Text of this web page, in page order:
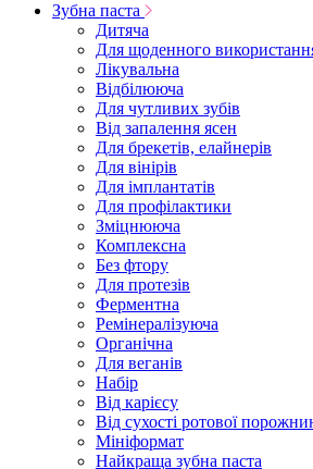
Зубна паста
Дитяча
Для щоденного
Лікувальна
Відбілююча
Для чутливих зубів
Від запалення ясен
Для брекетів, елайнерів
Для вінірів
Для імплантатів
Для профілактики
Зміцнююча
Комплексна
Без фтору
Для протезів
Ферментна
Ремінералізуюча
Органічна
Для веганів
Набір
Від карієсу
Від сухості ротової
Мініформат
Найкраща зубна паста